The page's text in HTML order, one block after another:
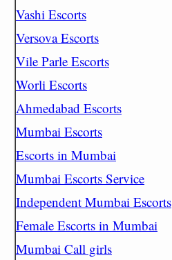
Vashi Escorts
Versova Escorts
Vile Parle Escorts
Worli Escorts
Ahmedabad Escorts
Mumbai Escorts
Escorts in Mumbai
Mumbai Escorts Service
Independent Mumbai Escorts
Female Escorts in Mumbai
Mumbai Call girls